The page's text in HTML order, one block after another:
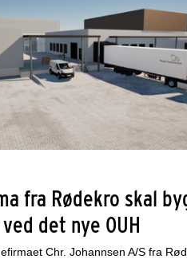
fra Rødekro skal
det nye OUH
Chr. Johannsen A/S fra